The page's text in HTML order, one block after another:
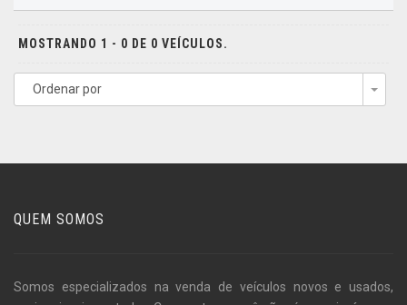
MOSTRANDO 1 - 0 DE 0 VEÍCULOS.
Ordenar por
QUEM SOMOS
Somos especializados na venda de veículos novos e usados,